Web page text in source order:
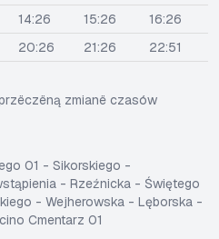
14:26 15:26
16:26
20:26 21:26 22:51
zmianë czasów
01 - Sikorskiego -
- Rzeźnicka - Świętego
- Wejherowska - Lęborska -
Cmentarz 01